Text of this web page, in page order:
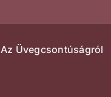
Az Üvegcsontúságról